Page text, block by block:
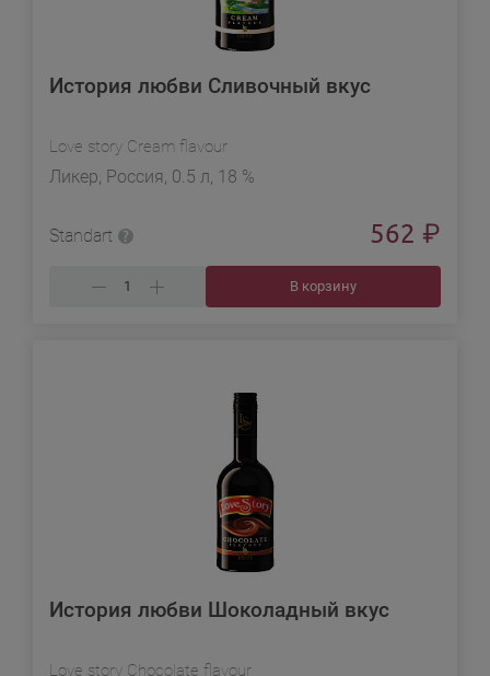
История любви Сливочный вкус
Love story Cream flavour
Ликер, Россия, 0.5 л, 18 %
Standart 562 ₽
В корзину
История любви Шоколадный вкус
Love story Chocolate flavour